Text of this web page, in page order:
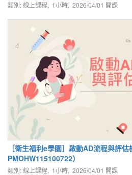
類別: 線上課程, 1小時, 2026/04/01 開課
［衛生福利e學園］啟動AD流程與評估
PMOHW115100722）
類別: 線上課程, 1小時, 2026/04/01 開課